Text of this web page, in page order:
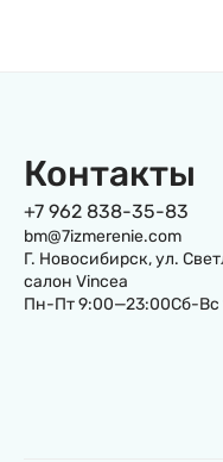
Контакты
+7 962 838-35-83
bm@7izmerenie.com
Г. Новосибирск, ул.
салон Vincea
Пн-Пт 9:00—23:00Сб-Вс